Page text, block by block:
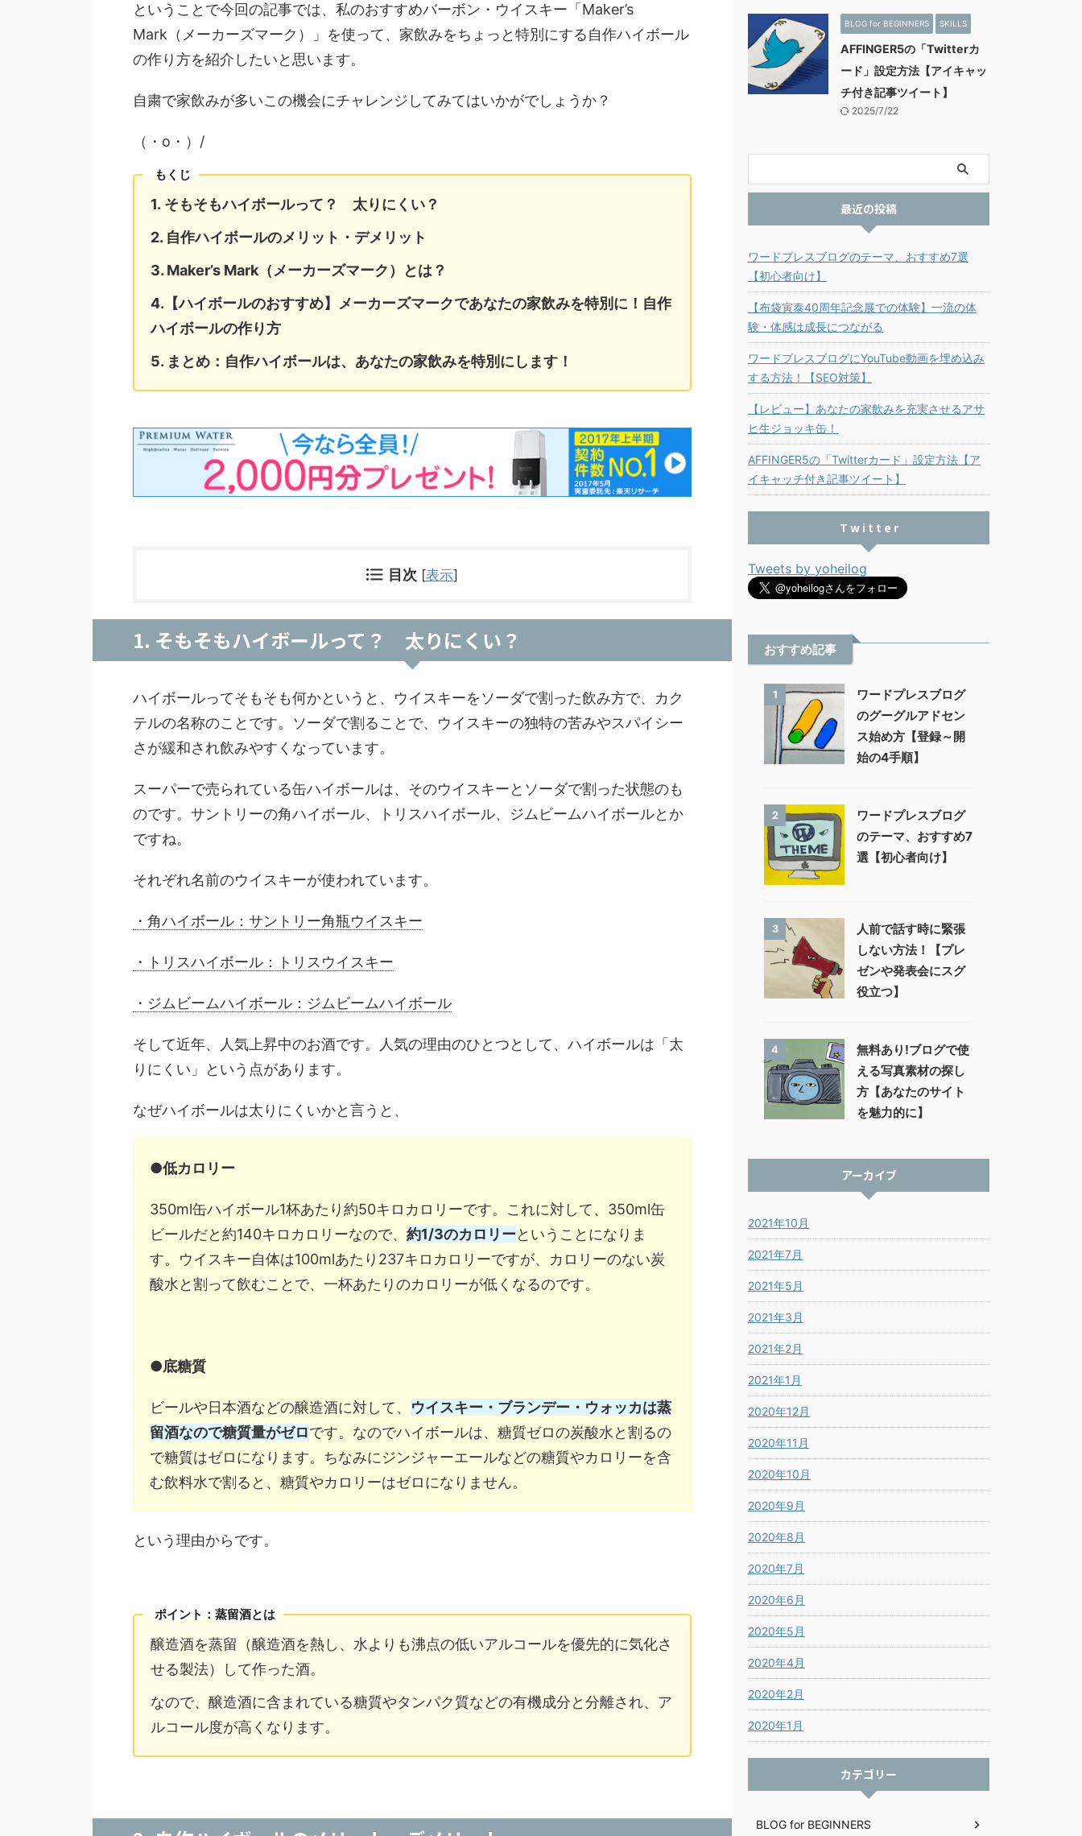
ということで今回の記事では、私のおすすめバーボン・ウイスキー「Maker’s
Mark（メーカーズマーク）」を使って、家飲みをちょっと特別にする自作ハイボール
の作り方を紹介したいと思います。
自粛で家飲みが多いこの機会にチャレンジしてみてはいかがでしょうか？
（・o・）/
もくじ
1. そもそもハイボールって？ 太りにくい？
2. 自作ハイボールのメリット・デメリット
3. Maker’s Mark（メーカーズマーク）とは？
4.【ハイボールのおすすめ】メーカーズマークであなたの家飲みを特別に！自作
ハイボールの作り方
5. まとめ：自作ハイボールは、あなたの家飲みを特別にします！
目次 [表示]
1. そもそもハイボールって？ 太りにくい？
ハイボールってそもそも何かというと、ウイスキーをソーダで割った飲み方で、カク
テルの名称のことです。ソーダで割ることで、ウイスキーの独特の苦みやスパイシー
さが緩和され飲みやすくなっています。
スーパーで売られている缶ハイボールは、そのウイスキーとソーダで割った状態のも
のです。サントリーの角ハイボール、トリスハイボール、ジムビームハイボールとか
ですね。
それぞれ名前のウイスキーが使われています。
・角ハイボール：サントリー角瓶ウイスキー
・トリスハイボール：トリスウイスキー
・ジムビームハイボール：ジムビームハイボール
そして近年、人気上昇中のお酒です。人気の理由のひとつとして、ハイボールは「太
りにくい」という点があります。
なぜハイボールは太りにくいかと言うと、
●低カロリー
350ml缶ハイボール1杯あたり約50キロカロリーです。これに対して、350ml缶
ビールだと約140キロカロリーなので、 約1/3のカロリーということになりま
す。ウイスキー自体は100mlあたり237キロカロリーですが、カロリーのない炭
酸水と割って飲むことで、一杯あたりのカロリーが低くなるのです。
●底糖質
ビールや日本酒などの醸造酒に対して、 ウイスキー・ブランデー・ウォッカは蒸
留酒なので糖質量がゼロです。なのでハイボールは、糖質ゼロの炭酸水と割るの
で糖質はゼロになります。ちなみにジンジャーエールなどの糖質やカロリーを含
む飲料水で割ると、糖質やカロリーはゼロになりません。
という理由からです。
ポイント：蒸留酒とは
醸造酒を蒸留（醸造酒を熱し、水よりも沸点の低いアルコールを優先的に気化さ
せる製法）して作った酒。
なので、醸造酒に含まれている糖質やタンパク質などの有機成分と分離され、ア
ルコール度が高くなります。
BLOG for BEGINNERS SKILLS
AFFINGER5の「Twitterカ
ード」設定方法【アイキャッ
チ付き記事ツイート】
2025/7/22
最近の投稿
ワードプレスブログのテーマ、おすすめ7選
【初心者向け】
【布袋寅泰40周年記念展での体験】一流の体
験・体感は成長につながる
ワードプレスブログにYouTube動画を埋め込み
する方法！【SEO対策】
【レビュー】あなたの家飲みを充実させるアサ
ヒ生ジョッキ缶！
AFFINGER5の「Twitterカード」設定方法【ア
イキャッチ付き記事ツイート】
T w i t t e r
Tweets by yoheilog
おすすめ記事
1
ワードプレスブログ
のグーグルアドセン
ス始め方【登録～開
始の4手順】
2
ワードプレスブログ
のテーマ、おすすめ7
選【初心者向け】
3
人前で話す時に緊張
しない方法！【プレ
ゼンや発表会にスグ
役立つ】
4
無料あり!ブログで使
える写真素材の探し
方【あなたのサイト
を魅力的に】
アーカイブ
2021年10月
2021年7月
2021年5月
2021年3月
2021年2月
2021年1月
2020年12月
2020年11月
2020年10月
2020年9月
2020年8月
2020年7月
2020年6月
2020年5月
2020年4月
2020年2月
2020年1月
カテゴリー
BLOG for BEGINNERS